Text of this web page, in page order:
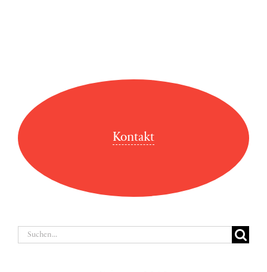
Kontakt
Suche